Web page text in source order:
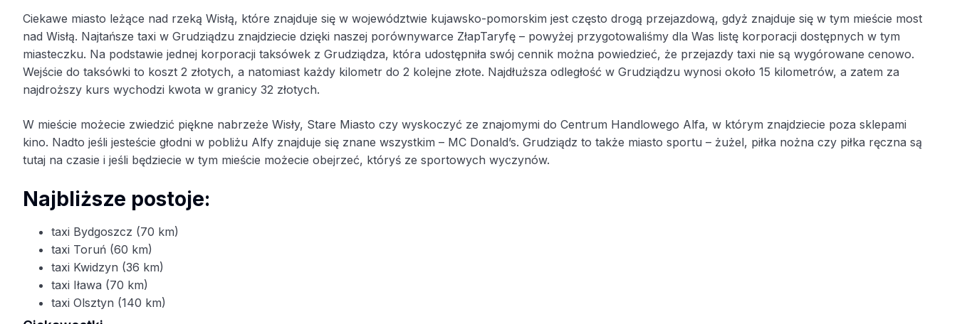
Ciekawe miasto leżące nad rzeką Wisłą, które znajduje się w województwie kujawsko-pomorskim jest często drogą przejazdową, gdyż znajduje się w tym mieście most
nad Wisłą. Najtańsze taxi w Grudziądzu znajdziecie dzięki naszej porównywarce ZłapTaryfę – powyżej przygotowaliśmy dla Was listę korporacji dostępnych w tym
miasteczku. Na podstawie jednej korporacji taksówek z Grudziądza, która udostępniła swój cennik można powiedzieć, że przejazdy taxi nie są wygórowane cenowo.
Wejście do taksówki to koszt 2 złotych, a natomiast każdy kilometr do 2 kolejne złote. Najdłuższa odległość w Grudziądzu wynosi około 15 kilometrów, a zatem za
najdroższy kurs wychodzi kwota w granicy 32 złotych.
W mieście możecie zwiedzić piękne nabrzeże Wisły, Stare Miasto czy wyskoczyć ze znajomymi do Centrum Handlowego Alfa, w którym znajdziecie poza sklepami
kino. Nadto jeśli jesteście głodni w pobliżu Alfy znajduje się znane wszystkim – MC Donald’s. Grudziądz to także miasto sportu – żużel, piłka nożna czy piłka ręczna są
tutaj na czasie i jeśli będziecie w tym mieście możecie obejrzeć, któryś ze sportowych wyczynów.
Najbliższe postoje:
taxi Bydgoszcz (70 km)
taxi Toruń (60 km)
taxi Kwidzyn (36 km)
taxi Iława (70 km)
taxi Olsztyn (140 km)